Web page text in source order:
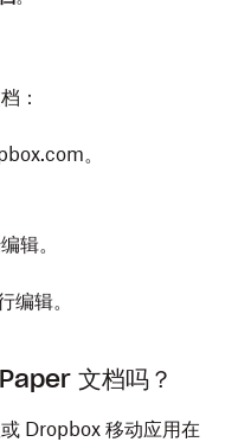
：
。
辑。
编辑。
文档吗？
Dropbox 移动应用在